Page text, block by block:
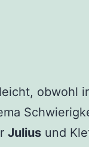
obwohl
Julius und